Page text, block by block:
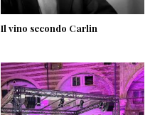
Il vino secondo Carlin